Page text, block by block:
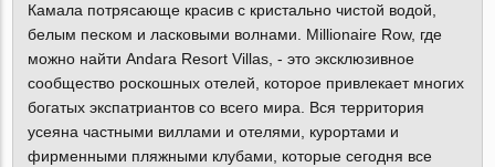
Камала потрясающе красив с кристально чистой водой,
белым песком и ласковыми волнами. Millionaire Row, где
можно найти Andara Resort Villas, - это эксклюзивное
сообщество роскошных отелей, которое привлекает многих
богатых экспатриантов со всего мира. Вся территория
усеяна частными виллами и отелями, курортами и
фирменными пляжными клубами, которые сегодня все